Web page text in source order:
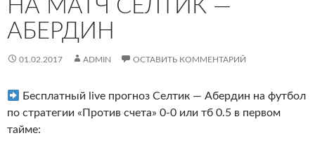
НА МАТЧ СЕЛТИК —
АБЕРДИН
01.02.2017 ADMIN ОСТАВИТЬ КОММЕНТАРИЙ
Бесплатный live прогноз Селтик — Абердин на футбол
по стратегии «Против счета» 0-0 или тб 0.5 в первом
тайме: